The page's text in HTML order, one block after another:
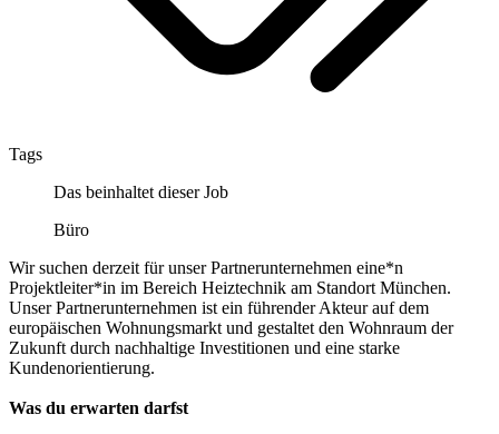
Tags
Das beinhaltet dieser Job
Büro
Wir suchen derzeit für unser Partnerunternehmen eine*n
Projektleiter*in im Bereich Heiztechnik am Standort München.
Unser Partnerunternehmen ist ein führender Akteur auf dem
europäischen Wohnungsmarkt und gestaltet den Wohnraum der
Zukunft durch nachhaltige Investitionen und eine starke
Kundenorientierung.
Was du erwarten darfst